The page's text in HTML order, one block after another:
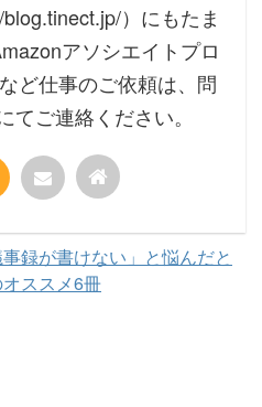
）にもたま
アソシエイトプロ
ど仕事のご依頼は、問
てご連絡ください。
事録が書けない」と悩んだと
オススメ6冊